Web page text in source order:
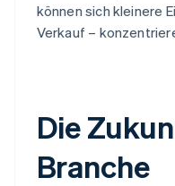
können sich kleinere
Verkauf –
Die
Branche